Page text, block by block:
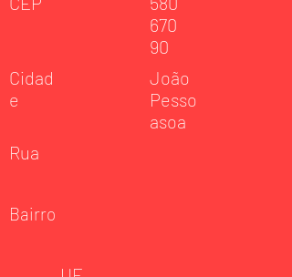
670
90
Cidad
e
João
Pesso
asoa
Rua
Bairro